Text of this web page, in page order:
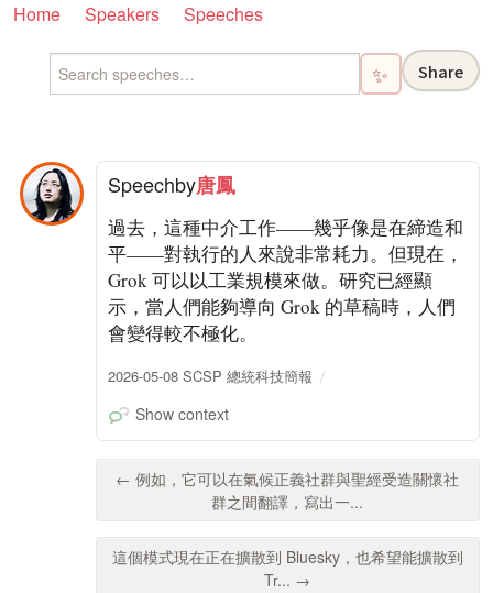
Home Speakers Speeches
✨ Share
Speechby唐鳳
過去，這種中介工作——幾乎像是在締造和
平——對執行的人來說非常耗力。但現在，
Grok 可以以工業規模來做。研究已經顯
示，當人們能夠導向 Grok 的草稿時，人們
會變得較不極化。
2026-05-08 SCSP 總統科技簡報
Show context
← 例如，它可以在氣候正義社群與聖經受造關懷社
群之間翻譯，寫出一...
這個模式現在正在擴散到 Bluesky，也希望能擴散到
Tr... →